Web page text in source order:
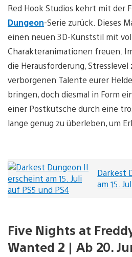
Red Hook Studios kehrt mit der
Dungeon-Serie zurück. Dieses
einen neuen 3D-Kunststil mit
Charakteranimationen freuen.
die Herausforderung, Stresslevel
verborgenen Talente eurer
bringen, doch diesmal in Form
einer Postkutsche durch eine
lange genug zu überleben, um
Darkest
am 15.
Five Nights at
Wanted 2 | Ab 20.